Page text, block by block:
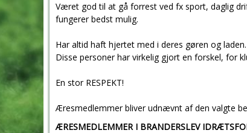
Været god til at gå forrest ved fx sport, daglig
fungerer bedst mulig.
Har altid haft hjertet med i deres gøren og laden.
Disse personer har virkelig gjort en forskel, for
En stor RESPEKT!
Æresmedlemmer bliver udnævnt af den valgte
ÆRESMEDLEMMER I BRANDERSLEV